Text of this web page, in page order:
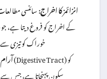
انزائمز کا اخراج:سائنسی
خوراک کو تیزی
سکون پہنچاتا ہے، جس سے